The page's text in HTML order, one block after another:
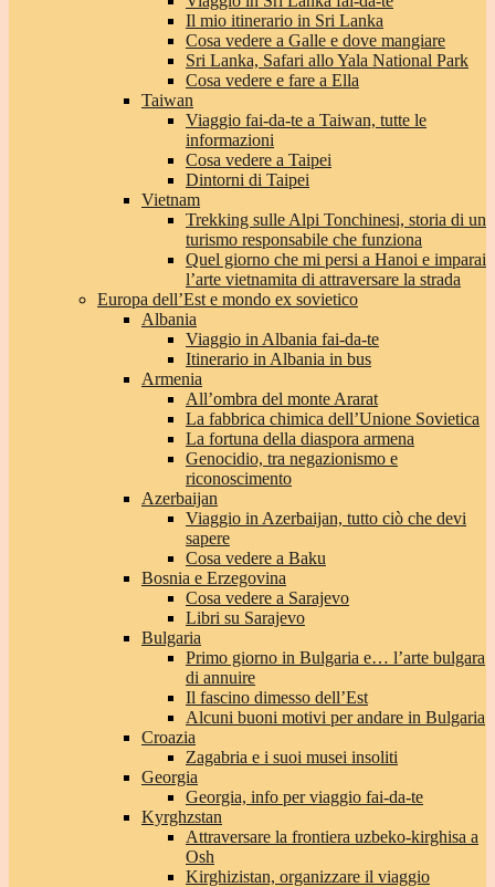
Il mio itinerario in Sri Lanka
Cosa vedere a Galle e dove mangiare
Sri Lanka, Safari allo Yala National Park
Cosa vedere e fare a Ella
Taiwan
Viaggio fai-da-te a Taiwan, tutte le
informazioni
Cosa vedere a Taipei
Dintorni di Taipei
Vietnam
Trekking sulle Alpi Tonchinesi, storia di un
turismo responsabile che funziona
Quel giorno che mi persi a Hanoi e imparai
l’arte vietnamita di attraversare la strada
Europa dell’Est e mondo ex sovietico
Albania
Viaggio in Albania fai-da-te
Itinerario in Albania in bus
Armenia
All’ombra del monte Ararat
La fabbrica chimica dell’Unione Sovietica
La fortuna della diaspora armena
Genocidio, tra negazionismo e
riconoscimento
Azerbaijan
Viaggio in Azerbaijan, tutto ciò che devi
sapere
Cosa vedere a Baku
Bosnia e Erzegovina
Cosa vedere a Sarajevo
Libri su Sarajevo
Bulgaria
Primo giorno in Bulgaria e… l’arte bulgara
di annuire
Il fascino dimesso dell’Est
Alcuni buoni motivi per andare in Bulgaria
Croazia
Zagabria e i suoi musei insoliti
Georgia
Georgia, info per viaggio fai-da-te
Kyrghzstan
Attraversare la frontiera uzbeko-kirghisa a
Osh
Kirghizistan, organizzare il viaggio